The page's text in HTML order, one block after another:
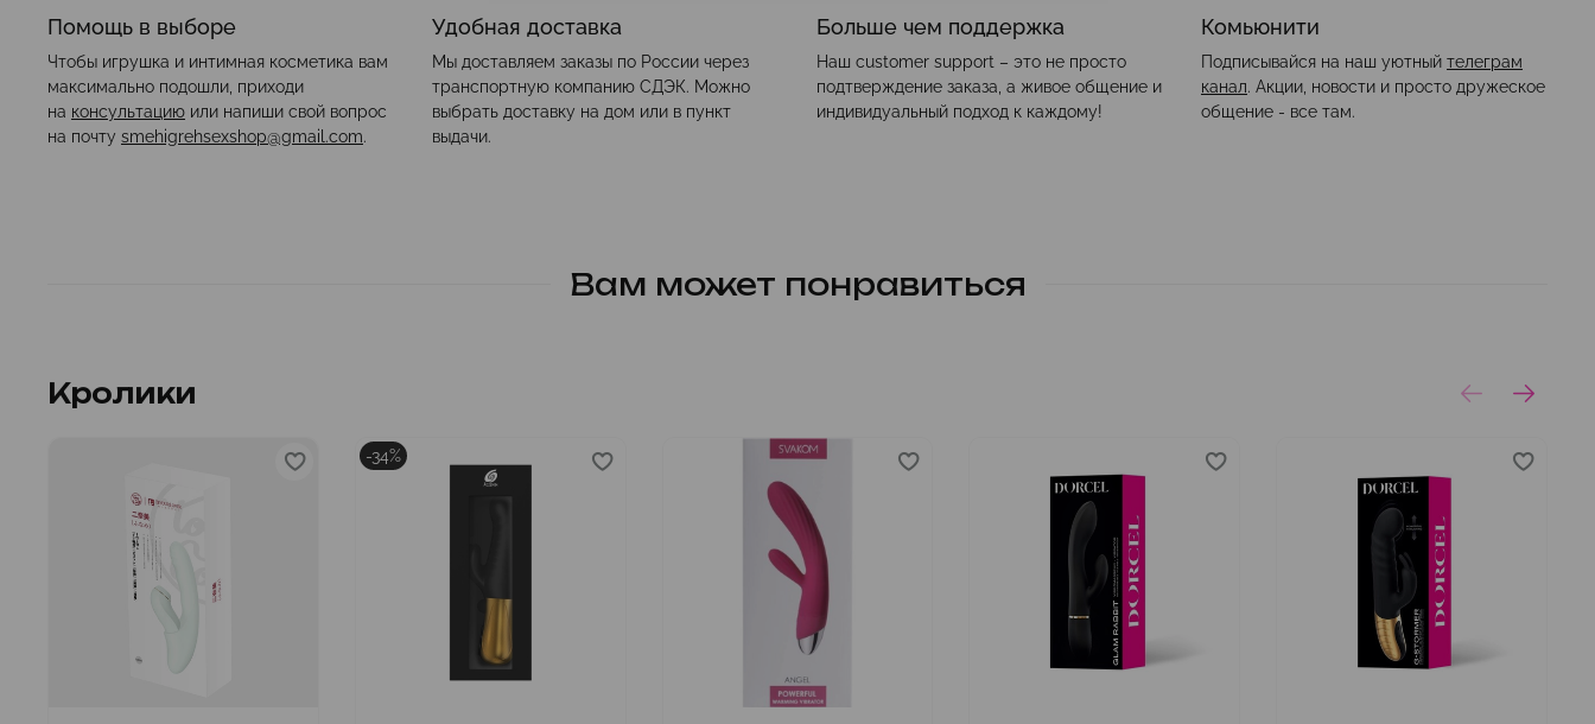
Помощь в выборе
Чтобы игрушка и интимная косметика вам
максимально подошли, приходи
на консультацию или напиши свой вопрос
на почту smehigrehsexshop@gmail.com.
Удобная доставка
Мы доставляем заказы по России через
транспортную компанию СДЭК. Можно
выбрать доставку на дом или в пункт
выдачи.
Больше чем поддержка
Наш customer support – это не просто
подтверждение заказа, а живое общение и
индивидуальный подход к каждому!
Комьюнити
Подписывайся на наш уютный телеграм
канал. Акции, новости и просто дружеское
общение - все там.
Вам может понравиться
Кролики
-34%